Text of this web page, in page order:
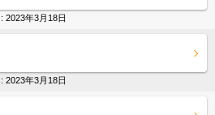
2023年3月18日
2023年3月18日